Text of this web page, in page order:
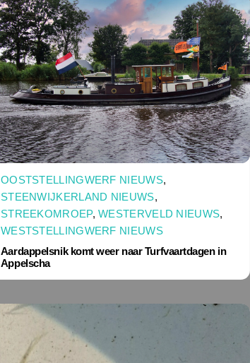
OOSTSTELLINGWERF NIEUWS,
STEENWIJKERLAND NIEUWS,
STREEKOMROEP,WESTERVELD NIEUWS,
WESTSTELLINGWERF NIEUWS
Aardappelsnik komt weer naar Turfvaartdagen in
Appelscha